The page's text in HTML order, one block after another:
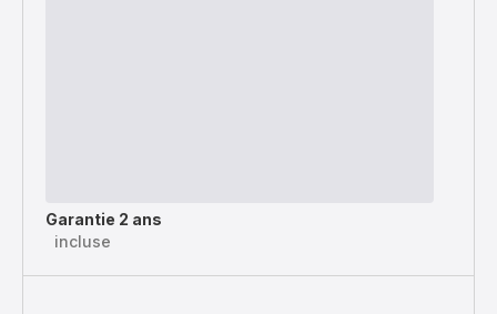
Garantie 2 ans
incluse